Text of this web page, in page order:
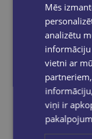
Mēs
analizētu
vietni ar
viņi ir